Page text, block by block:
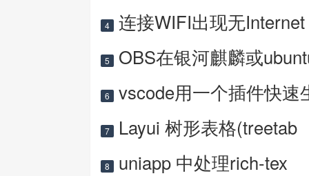
4 连接WIFI出现无Internet
5 OBS在银河麒麟或
6 vscode用一个插件快速
7 Layui 树形表格(treetab
8 uniapp 中处理rich-tex